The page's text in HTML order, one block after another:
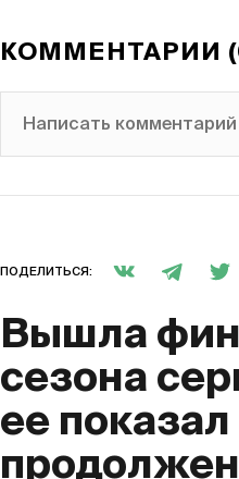
КОММЕНТАРИИ
Написать комментарий
ПОДЕЛИТЬСЯ:
Вышла
сезона
ее показал